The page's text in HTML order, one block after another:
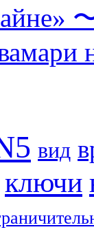
вид
ключи